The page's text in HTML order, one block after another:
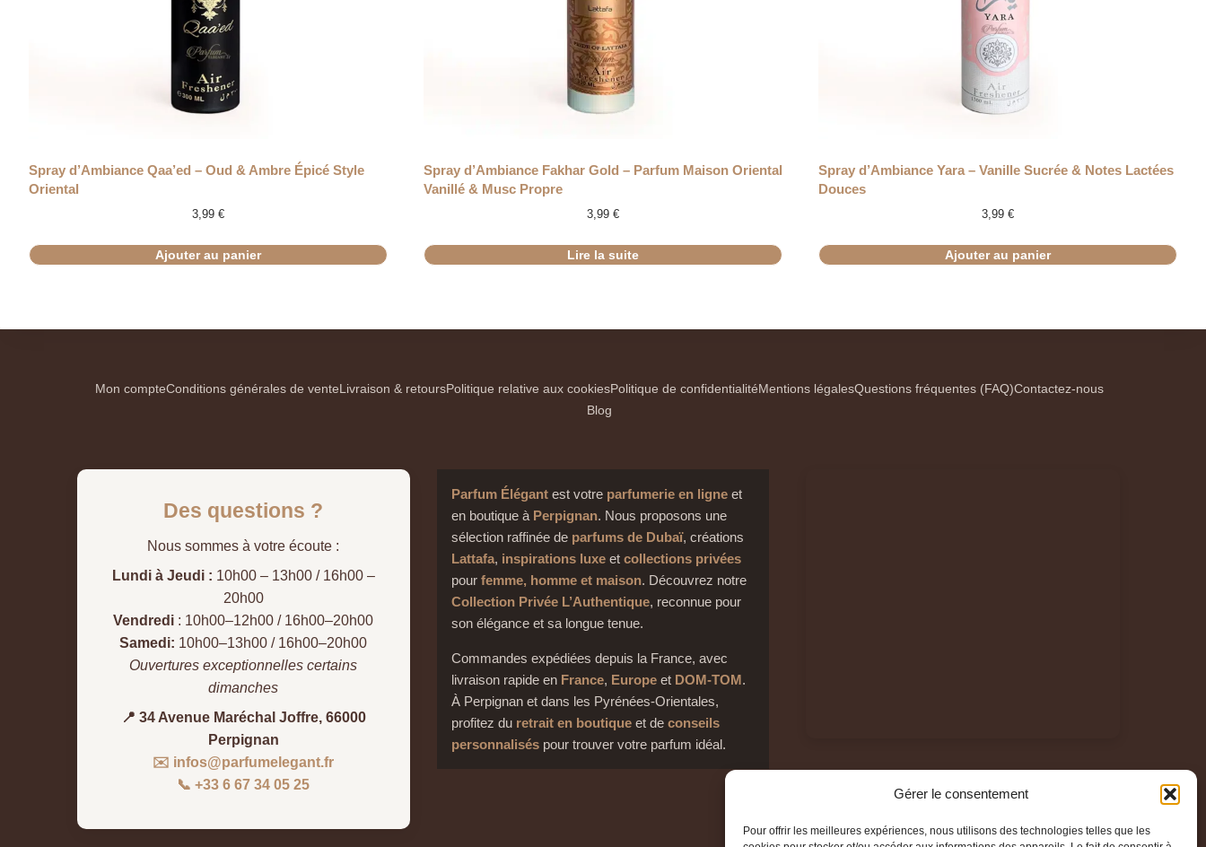
Gérer le consentement
Pour offrir les meilleures expériences, nous utilisons des technologies telles que les
Spray d’Ambiance Qaa’ed – Oud & Ambre Épicé Style
Oriental
3,99 €
Ajouter au panier
RUPTURE
Spray d’Ambiance Fakhar Gold – Parfum Maison Oriental
Vanillé & Musc Propre
3,99 €
Lire la suite
Spray d’Ambiance Yara – Vanille Sucrée & Notes Lactées
Douces
3,99 €
Ajouter au panier
Mon compteConditions générales de venteLivraison & retoursPolitique relative aux cookiesPolitique de confidentialitéMentions légalesQuestions fréquentes (FAQ)Contactez-nous
Blog
Des questions ?
Nous sommes à votre écoute :
Lundi à Jeudi : 10h00 – 13h00 / 16h00 –
20h00
Vendredi : 10h00–12h00 / 16h00–20h00
Samedi: 10h00–13h00 / 16h00–20h00
Ouvertures exceptionnelles certains
dimanches
📍 34 Avenue Maréchal Joffre, 66000
Perpignan
✉️ infos@parfumelegant.fr
📞 +33 6 67 34 05 25
Parfum Élégantest votre parfumerie en ligneet
en boutique à Perpignan. Nous proposons une
sélection raffinée de parfums de Dubaï, créations
Lattafa, inspirations luxeet collections privées
pour femme, homme et maison. Découvrez notre
Collection Privée L’Authentique, reconnue pour
son élégance et sa longue tenue.
Commandes expédiées depuis la France, avec
livraison rapide en France, Europeet DOM-TOM.
À Perpignan et dans les Pyrénées-Orientales,
profitez du retrait en boutiqueet de conseils
personnaliséspour trouver votre parfum idéal.